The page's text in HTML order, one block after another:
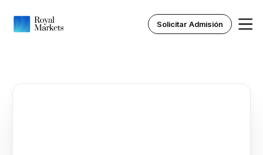
Solicitar Admisión